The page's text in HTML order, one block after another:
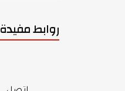
روابط مفيدة